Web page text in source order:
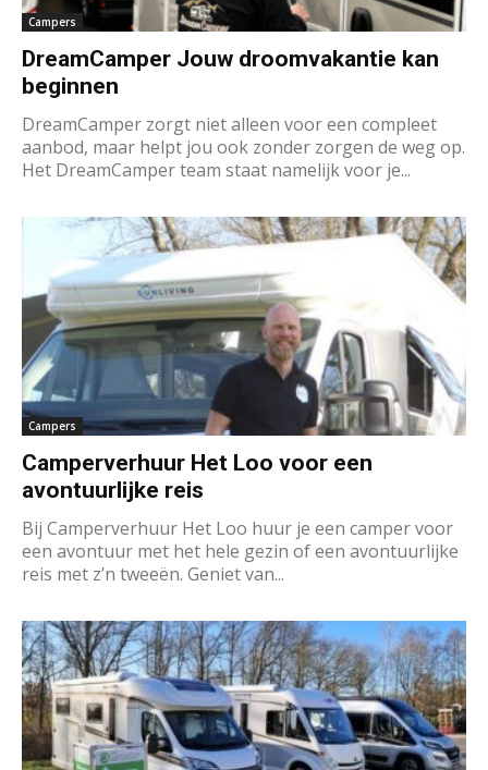
Campers
DreamCamper Jouw droomvakantie kan
beginnen
DreamCamper zorgt niet alleen voor een compleet
aanbod, maar helpt jou ook zonder zorgen de weg op.
Het DreamCamper team staat namelijk voor je...
Campers
Camperverhuur Het Loo voor een
avontuurlijke reis
Bij Camperverhuur Het Loo huur je een camper voor
een avontuur met het hele gezin of een avontuurlijke
reis met z’n tweeën. Geniet van...